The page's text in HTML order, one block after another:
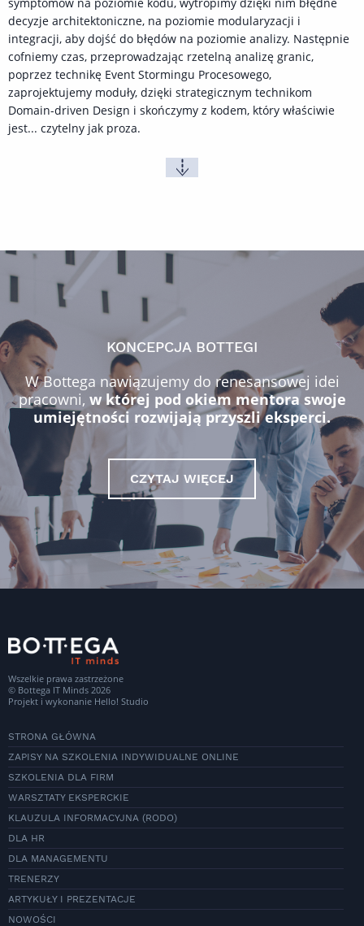
symptomów na poziomie kodu, wytropimy dzięki nim błędne
decyzje architektoniczne, na poziomie modularyzacji i
integracji, aby dojść do błędów na poziomie analizy. Następnie
cofniemy czas, przeprowadzając rzetelną analizę granic,
poprzez technikę Event Stormingu Procesowego,
zaprojektujemy moduły, dzięki strategicznym technikom
Domain-driven Design i skończymy z kodem, który właściwie
jest... czytelny jak proza.
KONCEPCJA BOTTEGI
W Bottega nawiązujemy do renesansowej idei
pracowni, w której pod okiem mentora swoje
umiejętności rozwijają przyszli eksperci.
CZYTAJ WIĘCEJ
Wszelkie prawa zastrzeżone
© Bottega IT Minds 2026
Projekt i wykonanie Hello! Studio
STRONA GŁÓWNA
ZAPISY NA SZKOLENIA INDYWIDUALNE ONLINE
SZKOLENIA DLA FIRM
WARSZTATY EKSPERCKIE
KLAUZULA INFORMACYJNA (RODO)
DLA HR
DLA MANAGEMENTU
TRENERZY
ARTYKUŁY I PREZENTACJE
NOWOŚCI